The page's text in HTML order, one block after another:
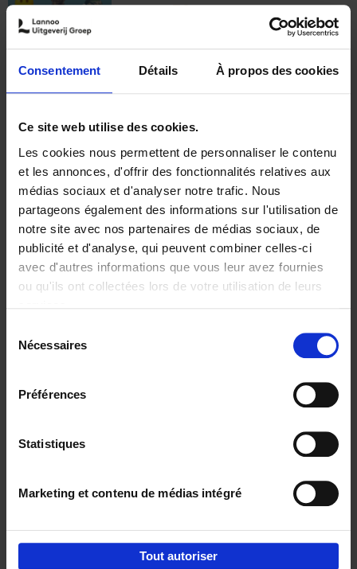
Consentement Détails À propos des cookies
Ce site web utilise des cookies.
Les cookies nous permettent de personnaliser le contenu
et les annonces, d'offrir des fonctionnalités relatives aux
médias sociaux et d'analyser notre trafic. Nous
partageons également des informations sur l'utilisation de
notre site avec nos partenaires de médias sociaux, de
publicité et d'analyse, qui peuvent combiner celles-ci
avec d'autres informations que vous leur avez fournies
ou qu'ils ont collectées lors de votre utilisation de leurs
Nécessaires
Préférences
Statistiques
Marketing et contenu de médias intégré
Tout autoriser
€37,50
Building Bonds = Building
Business
Jochen Roef Jozefien De Feyter
Carolien Boom
Couverture souple
2025 200
€29,99
Digital marketing like a PRO -
completely revised edition (EN)